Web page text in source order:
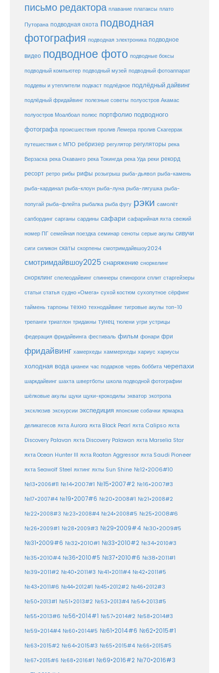
письмо редактора плавание платаксы плато
Путорана подводная охота подводная
фотография подводная электроника подводное
видео подводное фото подводные боксы
подводный компьютер подводный музей подводный фотоаппарат
поддевы и утеплители подкаст подлёдное подлёдный дайвинг
подлёдный фридайвинг полезные советы полуостров Акамас
полуостров Моалбоал полюс портфолио подводного
фотографа происшествия пролив Лемера пролив Скагеррак
путешествия с МПО ребризер регулятор регуляторы река
Верзаска река Окаванго река Токингда река Уда реки рекорд
ресорт ретро рибы рифы розыгрыш рыба-дьявол рыба-камень
рыба-кардинал рыба-клоун рыба-луна рыба-лягушка рыба-
попугай рыба-флейта рыбалка рыба фугу рэки самолёт
сапбординг сарганы сардины сафари сафарийная яхта свежий
номер ПГ семейная поездка семинар сеноты серые акулы сивучи
сиги силикон скаты скорпены смотримдайвшоу2024
смотримдайвшоу2025 снаряжение сноркелинг
снорклинг спелеодайвинг спиннеры спинороги сплит старгейзеры
статьи статья судно «Омега» сухой костюм сухопутное сёрфинг
таймень тарпоны техно технодайвинг тигровые акулы топ-10
трепанги триатлон тридакны тунец тюлени угри устрицы
федерация фридайвинга фестиваль фильм фонари фри
фридайвинг хамерхеды хаммерхеды хариус хариусы
холодная вода цианеи час подарков червь боббита черепахи
шаркдайвинг шахта швертботы школа подводной фотографии
шёлковые акулы щуки щуки-крокодилы экватор экотропа
эксклюзив экскурсии экспедиция японские собачки ярмарка
деликатесов яхта Aurora яхта Black Pearl яхта Calipso яхта
Discovery Palavan яхта Discovery Palawan яхта Marselia Star
яхта Ocean Hunter III яхта Roatan Aggressor яхта Saudi Pioneer
яхта Seawolf Steel яхтинг яхты Sun Shine №12•2006#10
№13•2006#11 №14•2007#1 №15•2007#2 №16•2007#3
№17•2007#4 №19•2007#6 №20•2008#1 №21•2008#2
№22•2008#3 №23•2008#4 №24•2008#5 №25•2008#6
№26•2009#1 №28•2009#3 №29•2009#4 №30•2009#5
№31•2009#6 №32•2010#1 №33•2010#2 №34•2010#3
№35•2010#4 №36•2010#5 №37•2010#6 №38•2011#1
№39•2011#2 №40•2011#3 №41•2011#4 №42•2011#5
№43•2011#6 №44•2012#1 №45•2012#2 №46•2012#3
№50•2013#1 №51•2013#2 №53•2013#4 №54•2013#5
№55•2013#6 №56•2014#1 №57•2014#2 №58•2014#3
№59•2014#4 №60•2014#5 №61•2014#6 №62•2015#1
№63•2015#2 №64•2015#3 №65•2015#4 №66•2015#5
№67•2015#6 №68•2016#1 №69•2016#2 №70•2016#3